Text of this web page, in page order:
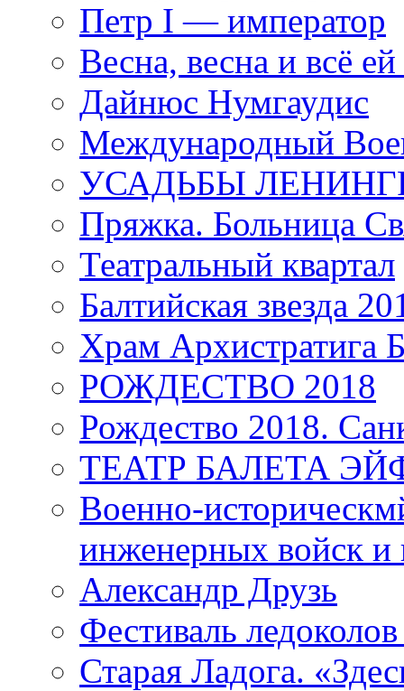
Петр I — император
Весна, весна и всё
Дайнюс Нумгаудис
Международный
УСАДЬБЫ
Пряжка. Больница
Театральный квартал
Балтийская звезда
Храм
РОЖДЕСТВО 2018
Рождество 2018.
ТЕАТР БАЛЕТА
Военно-
инженерных войск и
Александр Друзь
Фестиваль
Старая Ладога.